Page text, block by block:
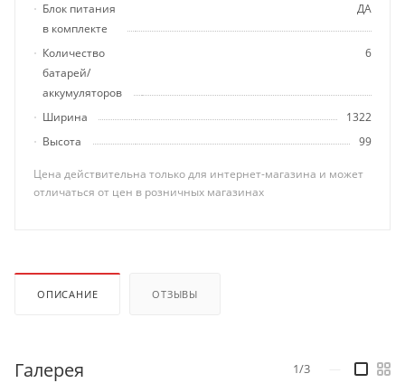
Блок питания
в комплекте
ДА
Количество
батарей/
аккумуляторов
6
Ширина
1322
Высота
99
Цена действительна только для интернет-магазина и может
отличаться от цен в розничных магазинах
ОПИСАНИЕ ОТЗЫВЫ
Галерея 1/3